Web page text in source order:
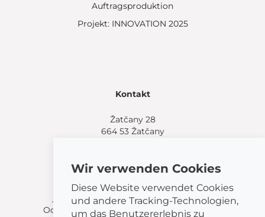
Auftragsproduktion
Projekt: INNOVATION 2025
Kontakt
Žatčany 28
664 53 Žatčany
Weitere Einkaufsmöglichkeiten:
Finden Sie einen Händler in Ihrer Nähe.
Oder rufen Sie an unter(+420) 544 224 338
Wir verwenden Cookies
Diese Website verwendet Cookies
und andere Tracking-Technologien,
um das Benutzererlebnis zu